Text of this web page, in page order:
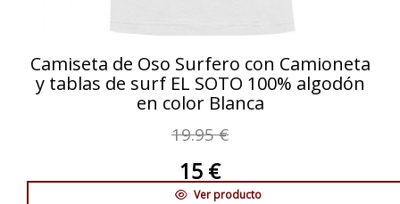
Camiseta de Oso Surfero con Camioneta
y tablas de surf EL SOTO 100% algodón
en color Blanca
19.95 €
15 €
Ver producto